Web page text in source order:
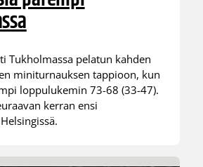
Tukholmassa pelatun kahden
miniturnauksen tappioon, kun
loppulukemin 73-68 (33-47).
kerran ensi